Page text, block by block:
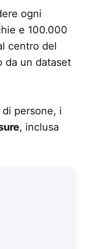
ogni
e 100.000
centro del
da un dataset
persone, i
, inclusa